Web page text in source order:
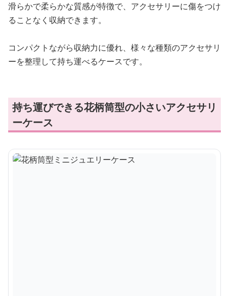
滑らかで柔らかな質感が特徴で、アクセサリーに傷をつけ
ることなく収納できます。
コンパクトながら収納力に優れ、様々な種類のアクセサリ
ーを整理して持ち運べるケースです。
持ち運びできる花柄筒型の小さいアクセサリ
ーケース